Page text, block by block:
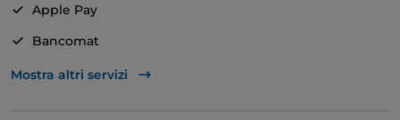
Apple Pay
Bancomat
Mastercard
Mostra altri servizi